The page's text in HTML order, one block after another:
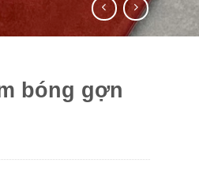
bóng gợn